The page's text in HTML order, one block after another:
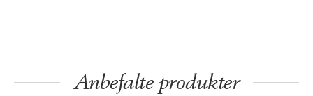
Anbefalte produkter